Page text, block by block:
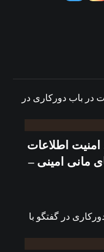
امنیت اطلاعات
مانی امینی –